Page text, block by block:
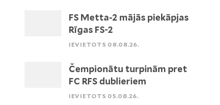
FS Metta-2 mājās piekāpjas
Rīgas FS-2
IEVIETOTS 08.08.26.
Čempionātu turpinām pret
FC RFS dublieriem
IEVIETOTS 05.08.26.